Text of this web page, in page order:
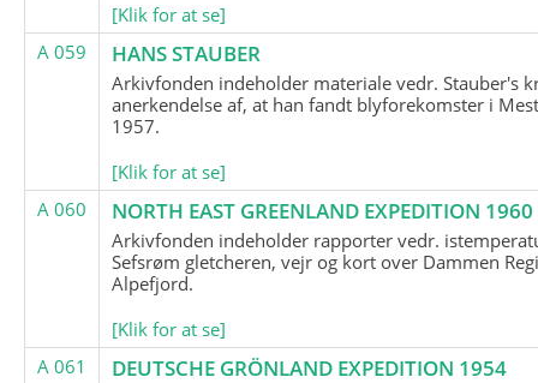
[Klik for at se]
A 059
HANS STAUBER
Arkivfonden indeholder materiale vedr. Stauber's
anerkendelse af, at han fandt blyforekomster i
1957.
[Klik for at se]
A 060
NORTH EAST GREENLAND EXPEDITION 1960
Arkivfonden indeholder rapporter vedr.
Sefsrøm gletcheren, vejr og kort over Dammen
Alpefjord.
[Klik for at se]
A 061
DEUTSCHE GRÖNLAND EXPEDITION 1954